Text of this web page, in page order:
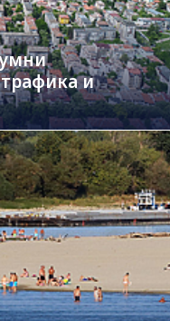
умни
и